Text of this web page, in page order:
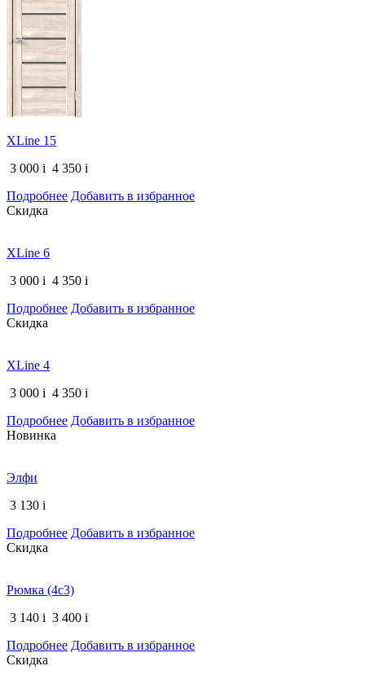
XLine 15
3 000 i 4 350 i
Подробнее Добавить в избранное
Скидка
XLine 6
3 000 i 4 350 i
Подробнее Добавить в избранное
Скидка
XLine 4
3 000 i 4 350 i
Подробнее Добавить в избранное
Новинка
Элфи
3 130 i
Подробнее Добавить в избранное
Скидка
Рюмка (4с3)
3 140 i 3 400 i
Подробнее Добавить в избранное
Скидка